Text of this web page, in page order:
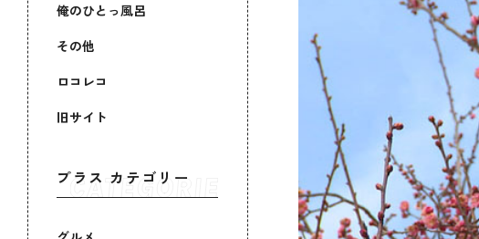
俺のひとっ風呂
その他
ロコレコ
旧サイト
プラス カテゴリー